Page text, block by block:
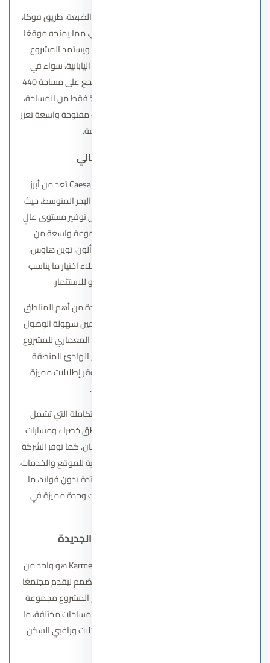
يقع المشروع في الكيلو 205 بالقرب من طريق الضبعة، طريق فوكا،
مدينة العلمين الجديدة، ومطار العلمين الدولي، مما يمنحه موقعًا
حيويًا يسهل الوصول إليه من مختلف المدن. ويستمد المشروع
طابعه من الطبيعة الهادئة لجزيرة “أوجامي” اليابانية، سواء في
أسلوب التصميم أو توزيع المساحات. يمتد المنتجع على مساحة 440
فدانًا، مع الحفاظ على بناء يقتصر على نحو 15% فقط من المساحة،
ما يمنح المشروع طابعًا طبيعيًا مميزًا ومساحات مفتوحة واسعة تعزز
من الخصوصية وجودة الإقامة.
قرية سيزر الساحل الشمالي
– Caesar North Coast تعد من أبرز
مشاريع شركة سوديك للتطوير العقاري ساحل البحر المتوسط، حيث
طورت الشركة مجتمعًا سياحيًا متكاملًا يركز على توفير مستوى عالٍ
من الخصوصية والراحة. يقدم المشروع مجموعة واسعة من
الوحدات الساحلية الفاخرة، تضم فيلات ستاند ألون، توين هاوس،
وتاون هاوس بمساحات متنوعة، ما يتيح للعملاء اختيار ما يناسب
احتياجاتهم سواء للسكن الموسمي أو للاستثمار.
اختارت سوديك موقع المشروع بعناية في واحدة من أهم المناطق
الحيوية في الساحل الشمالي، مما يمنح المقيمين سهولة الوصول
إلى المعالم والطرق الرئيسية. ويعتمد التصميم المعماري للمشروع
على رؤية عصرية تدمج بين الرفاهية والطابع الهادئ للمنطقة
الساحلية، مع مراعاة توزيع الوحدات بشكل يوفر إطلالات مميزة
ومساحات خاصة لكل منزل.
يتميز Caesar North Coast أيضًا بخدماته المتكاملة التي تشمل
مرافق ترفيهية ورياضية وشاطئًا مجهزًا ومناطق خضراء ومسارات
للمشي، بما يضمن تجربة معيشية متوازنة للسكان. كما توفر الشركة
خطط سداد مرنة وأسعارًا تعكس القيمة العقارية للموقع والخدمات،
مع إتاحة مقدم منخفض وفترات تقسيط ممتدة بدون فوائد، ما
يجعل المشروع خيارًا جذابًا للراغبين في امتلاك وحدة مميزة في
كمبوند كارميل سوديك زايد الجديدة
– Karmel Sodic New Zayed هو واحد من
اهم مشاريع شركة سوديك للتطوير العقاري، وصُمم ليقدم مجتمعًا
متكاملًا يجمع بين الرفاهية والخصوصية. يضم المشروع مجموعة
متنوعة من الوحدات تشمل الشقق والفيلات بمساحات مختلفة، ما
يوفر خيارات متعددة تتناسب مع احتياجات العائلات وراغبي السكن